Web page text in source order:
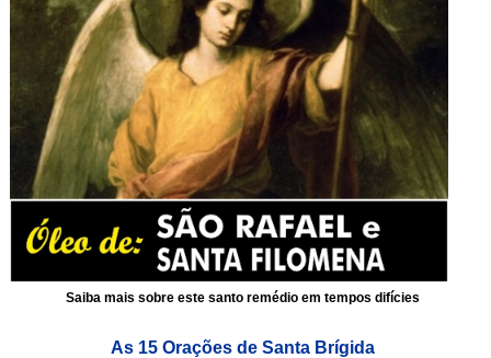
Saiba mais sobre este santo remédio em tempos difícies
As 15 Orações de Santa Brígida